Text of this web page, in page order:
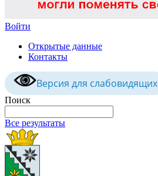
Войти
Открытые данные
Контакты
Версия для слабовидящих
Поиск
Все результаты